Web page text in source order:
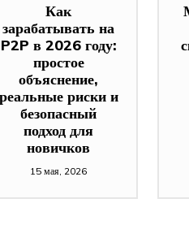
Как
зарабатывать на
P2P в 2026 году:
простое
объяснение,
реальные риски и
безопасный
подход для
новичков
15 мая, 2026